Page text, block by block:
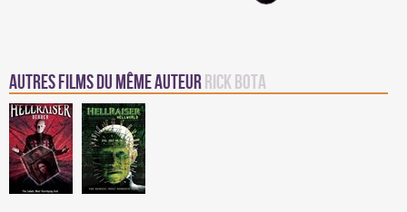
Autres Films du même auteur Rick Bota